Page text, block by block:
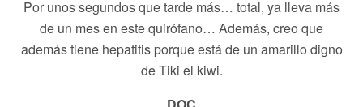
Por unos segundos que tarde más… total, ya lleva más
de un mes en este quirófano… Además, creo que
además tiene hepatitis porque está de un amarillo digno
de Tiki el kiwi.